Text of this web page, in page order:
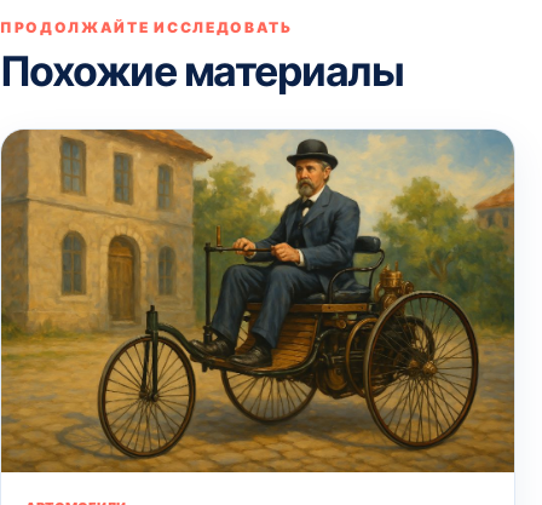
ПРОДОЛЖАЙТЕ ИССЛЕДОВАТЬ
Похожие материалы